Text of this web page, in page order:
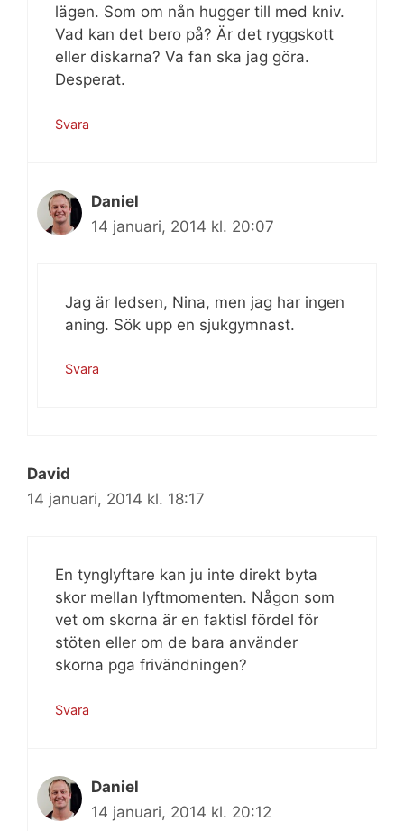
lägen. Som om nån hugger till med kniv.
Vad kan det bero på? Är det ryggskott
eller diskarna? Va fan ska jag göra.
Desperat.
Svara
Daniel
14 januari, 2014 kl. 20:07
Jag är ledsen, Nina, men jag har ingen
aning. Sök upp en sjukgymnast.
Svara
David
14 januari, 2014 kl. 18:17
En tynglyftare kan ju inte direkt byta
skor mellan lyftmomenten. Någon som
vet om skorna är en faktisl fördel för
stöten eller om de bara använder
skorna pga frivändningen?
Svara
Daniel
14 januari, 2014 kl. 20:12